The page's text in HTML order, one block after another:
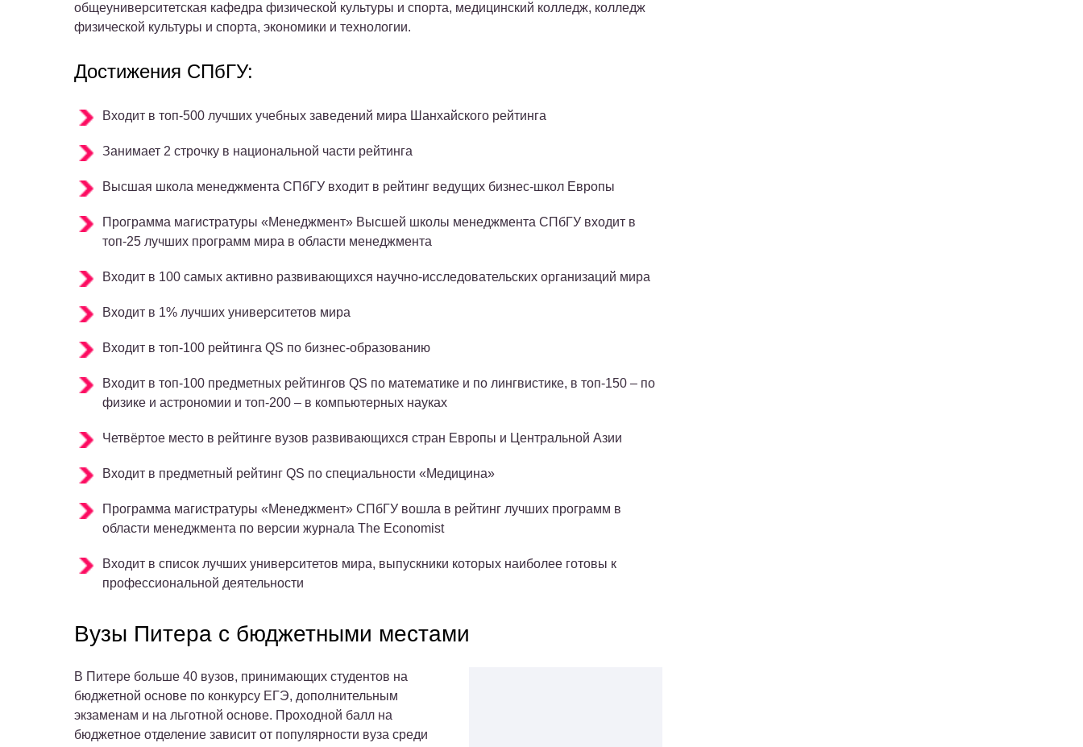
общеуниверситетская кафедра физической культуры и спорта, медицинский колледж, колледж
физической культуры и спорта, экономики и технологии.
Достижения СПбГУ:
Входит в топ-500 лучших учебных заведений мира Шанхайского рейтинга
Занимает 2 строчку в национальной части рейтинга
Высшая школа менеджмента СПбГУ входит в рейтинг ведущих бизнес-школ Европы
Программа магистратуры «Менеджмент» Высшей школы менеджмента СПбГУ входит в
топ-25 лучших программ мира в области менеджмента
Входит в 100 самых активно развивающихся научно-исследовательских организаций мира
Входит в 1% лучших университетов мира
Входит в топ-100 рейтинга QS по бизнес-образованию
Входит в топ-100 предметных рейтингов QS по математике и по лингвистике, в топ-150 – по
физике и астрономии и топ-200 – в компьютерных науках
Четвёртое место в рейтинге вузов развивающихся стран Европы и Центральной Азии
Входит в предметный рейтинг QS по специальности «Медицина»
Программа магистратуры «Менеджмент» СПбГУ вошла в рейтинг лучших программ в
области менеджмента по версии журнала The Economist
Входит в список лучших университетов мира, выпускники которых наиболее готовы к
профессиональной деятельности
Вузы Питера с бюджетными местами
В Питере больше 40 вузов, принимающих студентов на
бюджетной основе по конкурсу ЕГЭ, дополнительным
экзаменам и на льготной основе. Проходной балл на
бюджетное отделение зависит от популярности вуза среди